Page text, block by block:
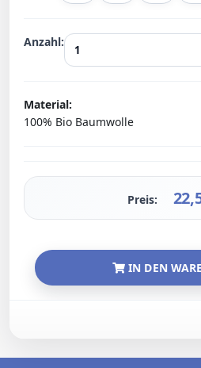
Anzahl:
Material:
100% Bio Baumwolle
Preis:
IN DEN